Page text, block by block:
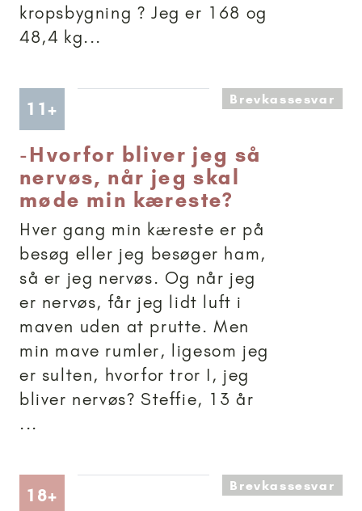
kropsbygning ? Jeg er 168 og
48,4 kg...
11+ Artikler anbefalet til 11+Brevkassesvar
-Hvorfor bliver jeg så
nervøs, når jeg skal
møde min kæreste?
Hver gang min kæreste er på
besøg eller jeg besøger ham,
så er jeg nervøs. Og når jeg
er nervøs, får jeg lidt luft i
maven uden at prutte. Men
min mave rumler, ligesom jeg
er sulten, hvorfor tror I, jeg
bliver nervøs? Steffie, 13 år
...
18+ Artikler anbefalet til 18+Brevkassesvar